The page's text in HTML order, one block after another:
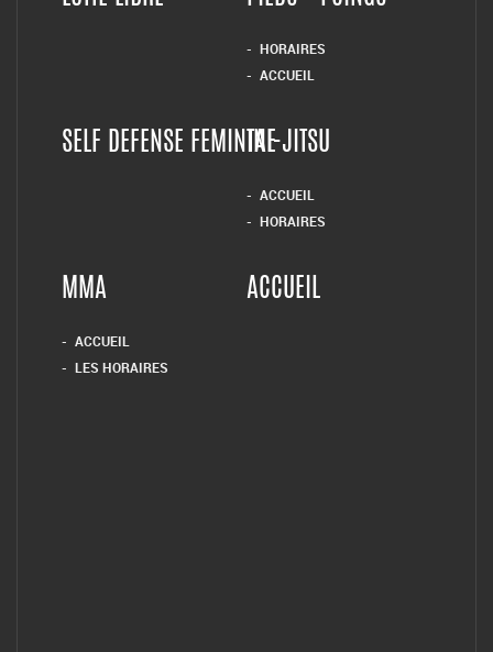
HORAIRES
ACCUEIL
SELF DEFENSE FEMININETAI-JITSU
ACCUEIL
HORAIRES
MMA
ACCUEIL
LES HORAIRES
ACCUEIL